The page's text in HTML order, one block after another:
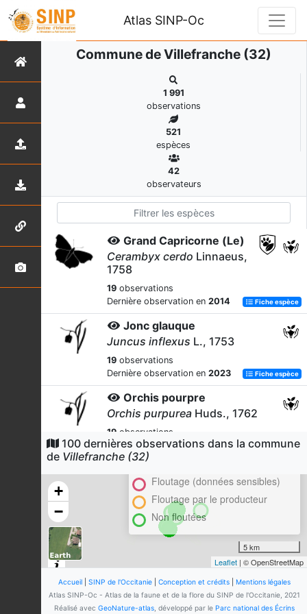
Atlas SINP-Oc
Commune de Villefranche (32)
1 991
observations
521
espèces
42
observateurs
Grand Capricorne (Le)
Cerambyx cerdo Linnaeus,
1758
19 observations
Dernière observation en 2014 Fiche espèce
Jonc glauque
Juncus inflexus L., 1753
19 observations
Dernière observation en 2023 Fiche espèce
Orchis pourpre
Orchis purpurea Huds., 1762
19 observations
Dernière observation en2023 Fiche espèce
Lucanus cervus (Linnaeus, 1758)
observations
Dernière observation en
Anacamptide pyramidale
Anacamptis pyramidalis(L.)
Rich., 1817
observations
Fiche espèce
100 dernières observations dans la commune
de Villefranche (32)
+
−
Cluster
Floutage (données sensibles)
Floutage par le producteur
Non floutées
5 km
Leaflet | © OpenStreetMap
Accueil| SINP de l'Occitanie| Conception et crédits| Mentions légales
Atlas SINP-Oc - Atlas de la faune et de la flore du SINP de l'Occitanie, 2021
Réalisé avec GeoNature-atlas, développé par le Parc national des Écrins